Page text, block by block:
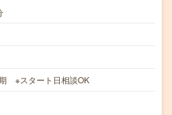
期 ※スタート日相談OK